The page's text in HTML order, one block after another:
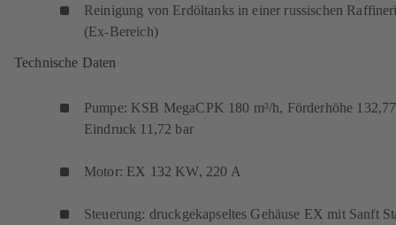
Reinigung von Erdöltanks in einer russischen
(Ex-Bereich)
Technische Daten
Pumpe: KSB MegaCPK 180 m³/h, Förderhöhe
Eindruck 11,72 bar
Motor: EX 132 KW, 220 A
Steuerung: druckgekapseltes Gehäuse EX mit Sanft